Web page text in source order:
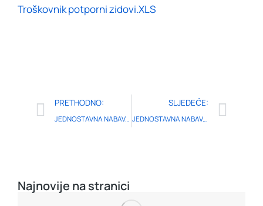
Troškovnik potporni zidovi.XLS
PRETHODNO:
JEDNOSTAVNA NABAVA-IZGRADNJA POTPORNIH ZIDOVA
SLJEDEĆE:
JEDNOSTAVNA NABAVA-OPREMA ZA DJEČJI VRTIĆ
Najnovije na stranici